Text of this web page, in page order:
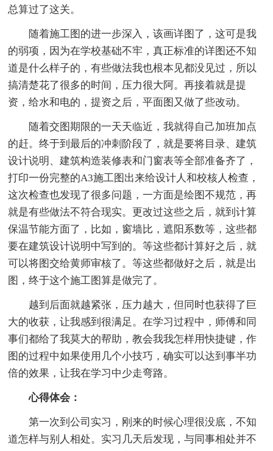
总算过了这关。
随着施工图的进一步深入，该画详图了，这可是我
的弱项，因为在学校基础不牢，真正标准的详图还不知
道是什么样子的，有些做法我也根本见都没见过，所以
搞清楚花了很多的时间，压力很大阿。再接着就是提
资，给水和电的，提资之后，平面图又做了些改动。
随着交图期限的一天天临近，我就得自己加班加点
的赶。终于到最后的冲刺阶段了，就是要将目录、建筑
设计说明、建筑构造装修表和门窗表等全部准备齐了，
打印一份完整的A3施工图出来给设计人和校核人检查，
这次检查也发现了很多问题，一方面是绘图不规范，再
就是有些做法不符合现实。更改过这些之后，就到计算
保温节能方面了，比如，窗墙比，遮阳系数等，这些都
要在建筑设计说明中写到的。等这些都计算好之后，就
可以将图交给黄师审核了。等这些都做好之后，就是出
图，终于这个施工图算是做完了。
越到后面就越紧张，压力越大，但同时也获得了巨
大的收获，让我感到很满足。在学习过程中，师傅和同
事们都给了我莫大的帮助，教会我我怎样用快捷键，作
图的过程中如果使用几个小技巧，确实可以达到事半功
倍的效果，让我在学习中少走弯路。
心得体会：
第一次到公司实习，刚来的时候心理很没底，不知
道怎样与别人相处。实习几天后发现，与同事相处并不